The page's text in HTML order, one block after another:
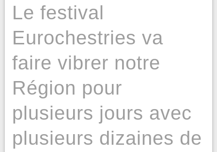
Le festival
Eurochestries va
faire vibrer notre
Région pour
plusieurs jours avec
plusieurs dizaines de